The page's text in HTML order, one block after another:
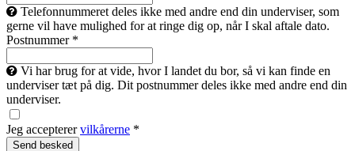
Telefonnummeret deles ikke med andre end din underviser, som
gerne vil have mulighed for at ringe dig op, når I skal aftale dato.
Postnummer *
Vi har brug for at vide, hvor I landet du bor, så vi kan finde en
underviser tæt på dig. Dit postnummer deles ikke med andre end din
underviser.
Jeg accepterervilkårerne *